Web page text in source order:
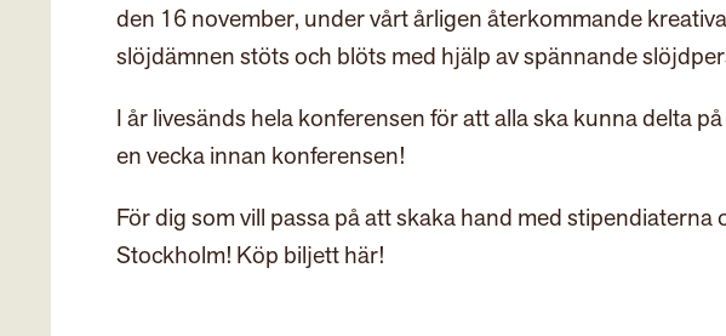
den 16 november, under vårt årligen återkommande
slöjdämnen stöts och blöts med hjälp av spännande
I år livesänds hela konferensen för att alla ska kunna delta
en vecka innan konferensen!
För dig som vill passa på att skaka hand med stipendiaterna
Stockholm! Köp biljett här!